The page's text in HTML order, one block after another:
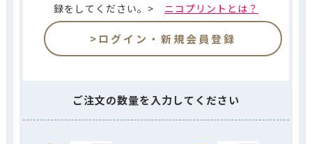
録をしてください。> ニコプリントとは？
>ログイン・新規会員登録
ご注文の数量を入力してください